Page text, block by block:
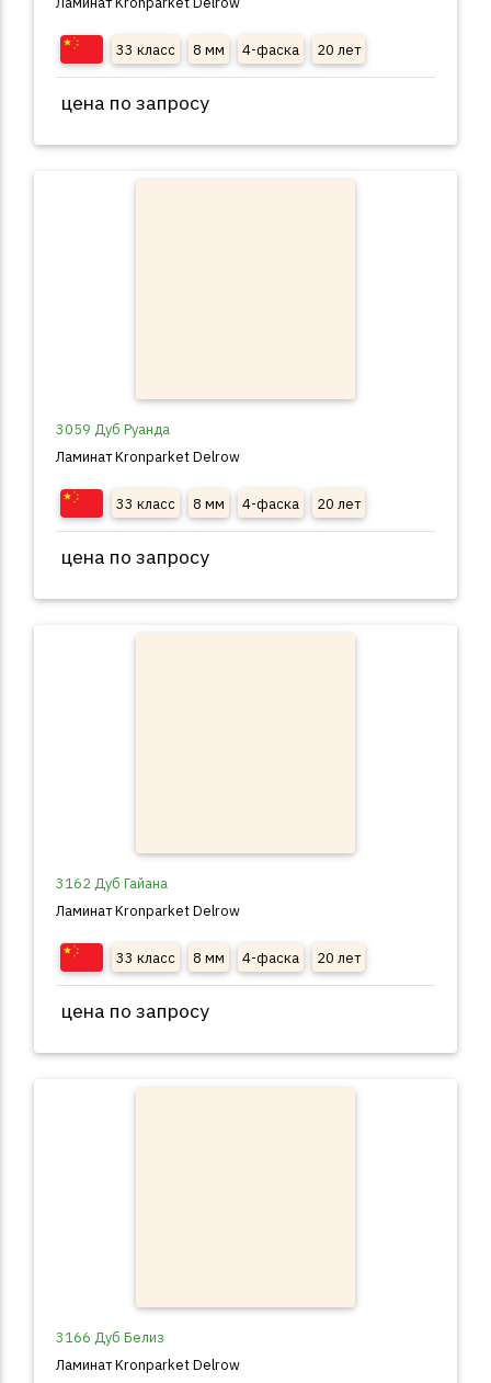
33 класс 8 мм 4-фаска 20 лет
цена по запросу
3059 Дуб Руанда
Ламинат Kronparket Delrow
33 класс 8 мм 4-фаска 20 лет
цена по запросу
3162 Дуб Гайана
Ламинат Kronparket Delrow
33 класс 8 мм 4-фаска 20 лет
цена по запросу
3166 Дуб Белиз
Ламинат Kronparket Delrow